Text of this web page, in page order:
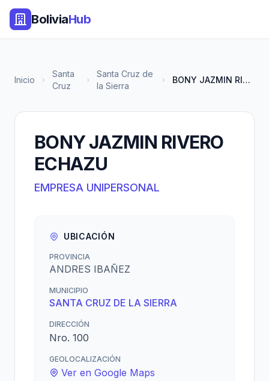
BoliviaHub
Inicio
Santa
Cruz
Santa Cruz de
la Sierra
BONY JAZMIN RIVERO ECHAZU
BONY JAZMIN RIVERO
ECHAZU
EMPRESA UNIPERSONAL
UBICACIÓN
PROVINCIA
ANDRES IBAÑEZ
MUNICIPIO
SANTA CRUZ DE LA SIERRA
DIRECCIÓN
Nro. 100
GEOLOCALIZACIÓN
Ver en Google Maps